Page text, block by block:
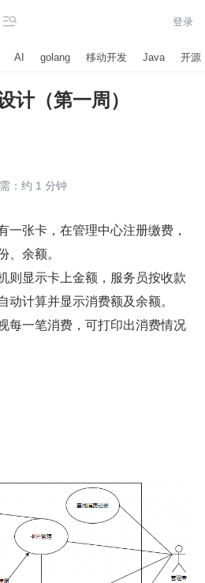
 登录
AI golang 移动开发 Java 开源
计（第一周）
：约 1 分钟
一张卡，在管理中心注册缴费，
余额。
则显示卡上金额，服务员按收款
计算并显示消费额及余额。
每一笔消费，可打印出消费情况